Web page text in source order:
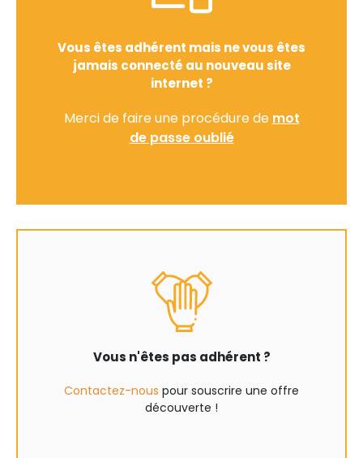
Vous êtes adhérent mais ne vous êtes
jamais connecté au nouveau site
internet ?
Merci de faire une procédure de mot
de passe oublié
Vous n'êtes pas adhérent ?
Contactez-nous pour souscrire une offre
découverte !